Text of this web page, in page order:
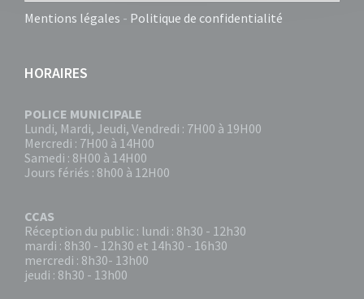
Mentions légales - Politique de confidentialité
HORAIRES
POLICE MUNICIPALE
Lundi, Mardi, Jeudi, Vendredi : 7H00 à 19H00
Mercredi : 7H00 à 14H00
Samedi : 8H00 à 14H00
Jours fériés : 8h00 à 12H00
CCAS
Réception du public : lundi : 8h30 - 12h30
mardi : 8h30 - 12h30 et 14h30 - 16h30
mercredi : 8h30- 13h00
jeudi : 8h30 - 13h00